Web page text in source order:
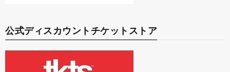
公式ディスカウントチケットストア